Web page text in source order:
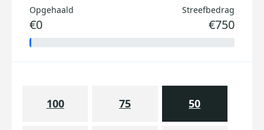
Opgehaald
€0
Streefbedrag
€750
100 75 50